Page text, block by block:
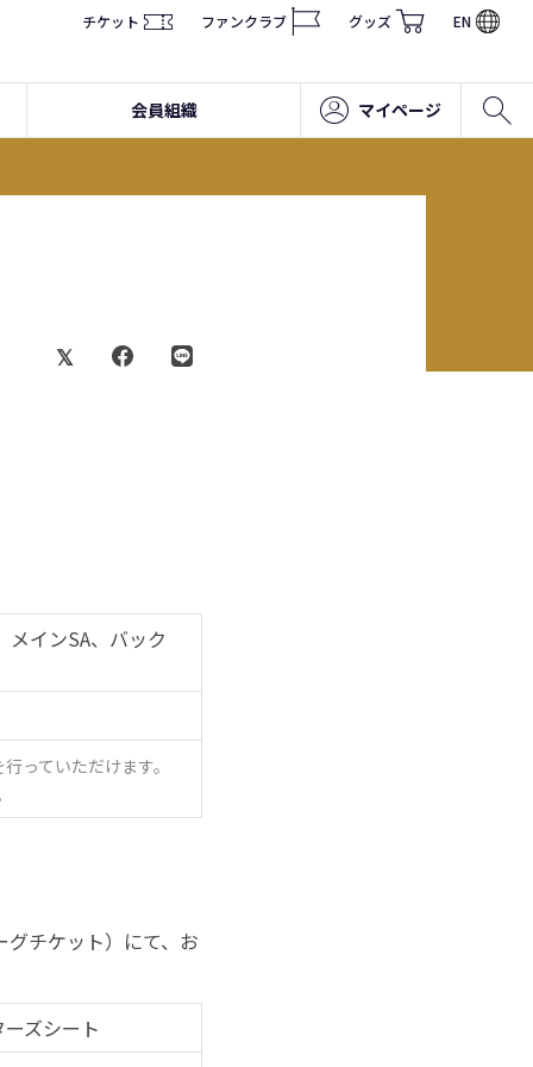
チケット ファンクラブ グッズ EN
会員組織 マイページ
インSA、バック
っていただけます。
チケット）にて、お
ズシート